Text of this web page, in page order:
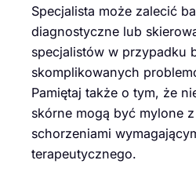
Specjalista może zalecić
diagnostyczne lub
specjalistów w przypadku
skomplikowanych
Pamiętaj także o tym, że
skórne mogą być mylone
schorzeniami
terapeutycznego.